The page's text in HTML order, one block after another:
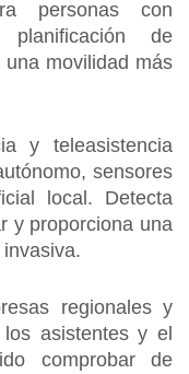
personas con
planificación de
movilidad más
y teleasistencia
sensores
local. Detecta
y proporciona una
regionales y
asistentes y el
comprobar de